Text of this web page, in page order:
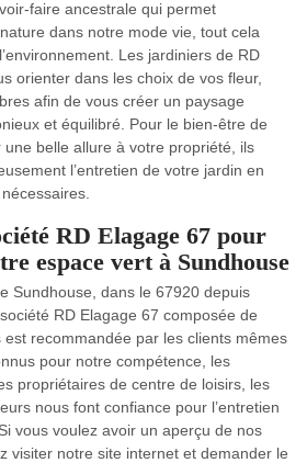
faire ancestrale qui permet
dans notre mode vie, tout cela
Les jardiniers de RD
orienter dans les choix de vos fleur,
afin de vous créer un paysage
et équilibré. Pour le bien-être de
belle allure à votre propriété, ils
l’entretien de votre jardin en
RD Elagage 67 pour
espace vert à Sundhouse
Sundhouse, dans le 67920 depuis
RD Elagage 67 composée de
recommandée par les clients mêmes
pour notre compétence, les
propriétaires de centre de loisirs, les
nous font confiance pour l’entretien
vous voulez avoir un aperçu de nos
visiter notre site internet et demander le